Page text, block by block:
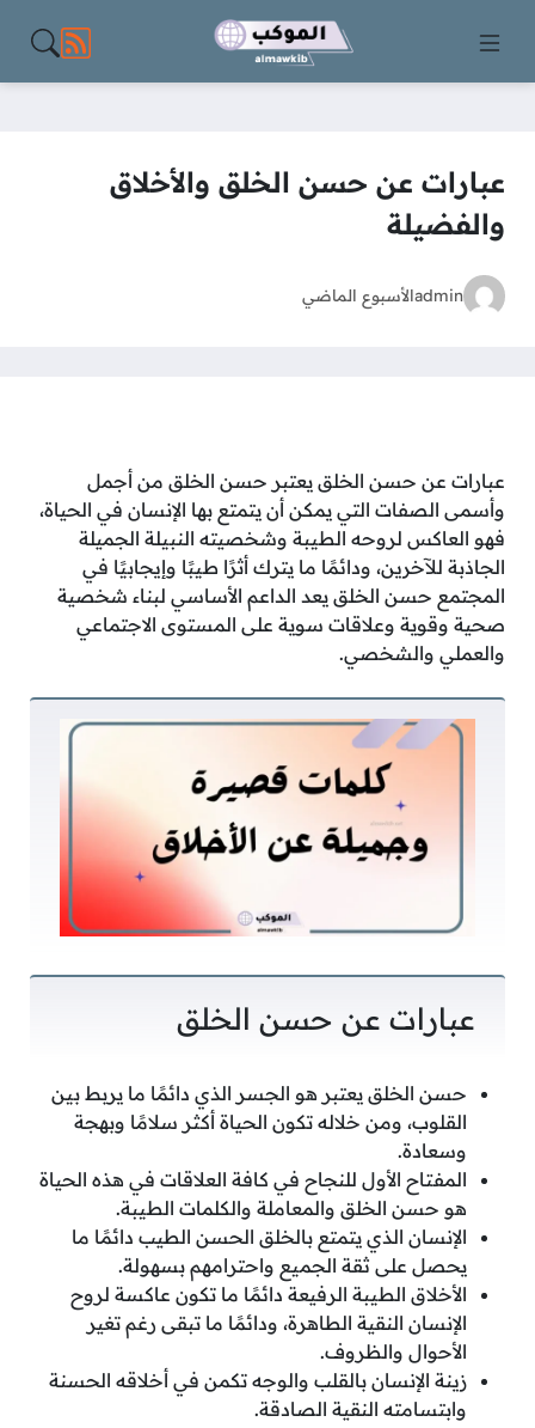
مواقع
عبارات عن حسن الخلق والأخلاق
والفضيلة
adminالأسبوع الماضي
عبارات عن حسن الخلق يعتبر حسن الخلق من أجمل
وأسمى الصفات التي يمكن أن يتمتع بها الإنسان في الحياة،
فهو العاكس لروحه الطيبة وشخصيته النبيلة الجميلة
الجاذبة للآخرين، ودائمًا ما يترك أثرًا طيبًا وإيجابيًا في
المجتمع حسن الخلق يعد الداعم الأساسي لبناء شخصية
صحية وقوية وعلاقات سوية على المستوى الاجتماعي
والعملي والشخصي.
عبارات عن حسن الخلق
حسن الخلق يعتبر هو الجسر الذي دائمًا ما يربط بين
القلوب، ومن خلاله تكون الحياة أكثر سلامًا وبهجة
وسعادة.
المفتاح الأول للنجاح في كافة العلاقات في هذه الحياة
هو حسن الخلق والمعاملة والكلمات الطيبة.
الإنسان الذي يتمتع بالخلق الحسن الطيب دائمًا ما
يحصل على ثقة الجميع واحترامهم بسهولة.
الأخلاق الطيبة الرفيعة دائمًا ما تكون عاكسة لروح
الإنسان النقية الطاهرة، ودائمًا ما تبقى رغم تغير
الأحوال والظروف.
زينة الإنسان بالقلب والوجه تكمن في أخلاقه الحسنة
وابتسامته النقية الصادقة.